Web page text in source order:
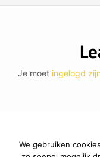
Je moet ingelogd
We gebruiken